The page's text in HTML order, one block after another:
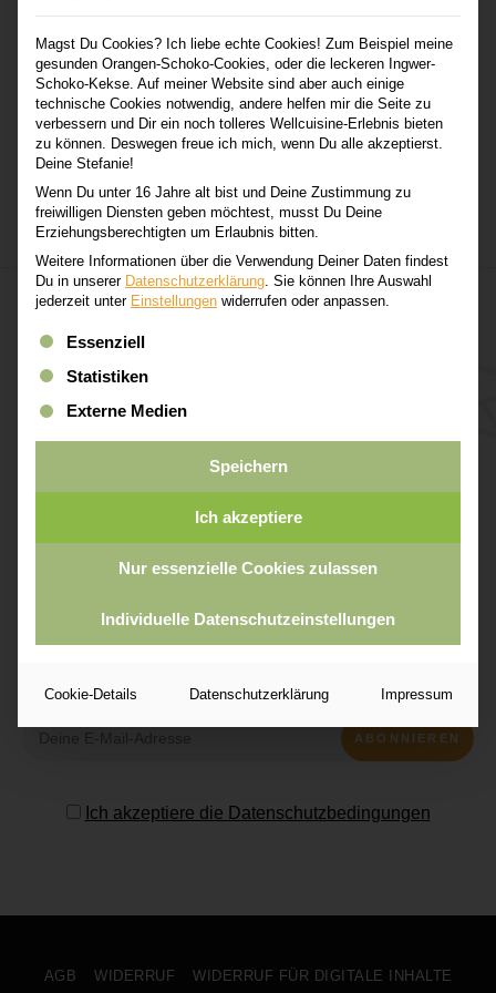
Suchbegriffen.
Verpasse keine gesunde
Rezeptidee!
meinen Mallorca Foodie-Guide 2026 als
Willkommensgeschenk!
Ich akzeptiere die Datenschutzbedingungen
AGB WIDERRUF WIDERRUF FÜR DIGITALE INHALTE
Magst Du Cookies? Ich liebe echte Cookies! Zum Beispiel meine
gesunden Orangen-Schoko-Cookies, oder die leckeren Ingwer-
Schoko-Kekse. Auf meiner Website sind aber auch einige
technische Cookies notwendig, andere helfen mir die Seite zu
verbessern und Dir ein noch tolleres Wellcuisine-Erlebnis bieten
zu können. Deswegen freue ich mich, wenn Du alle akzeptierst.
Deine Stefanie!
Wenn Du unter 16 Jahre alt bist und Deine Zustimmung zu
freiwilligen Diensten geben möchtest, musst Du Deine
Erziehungsberechtigten um Erlaubnis bitten.
Weitere Informationen über die Verwendung Deiner Daten findest
Du in unserer Datenschutzerklärung Sie können Ihre Auswahl
jederzeit unter Einstellungen widerrufen oder anpassen.
Es folgt eine Liste der Service-Gruppen, für die eine
Essenziell
Statistiken
Externe Medien
Speichern
Ich akzeptiere
Nur essenzielle Cookies zulassen
Individuelle Datenschutzeinstellungen
Cookie-Details Datenschutzerklärung Impressum